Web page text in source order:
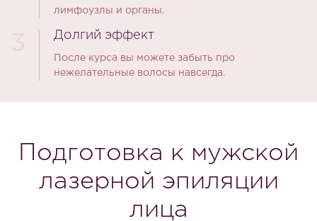
лимфоузлы и органы.
Долгий эффект
После курса вы можете забыть про
нежелательные волосы навсегда.
Подготовка к мужской
лазерной эпиляции
лица